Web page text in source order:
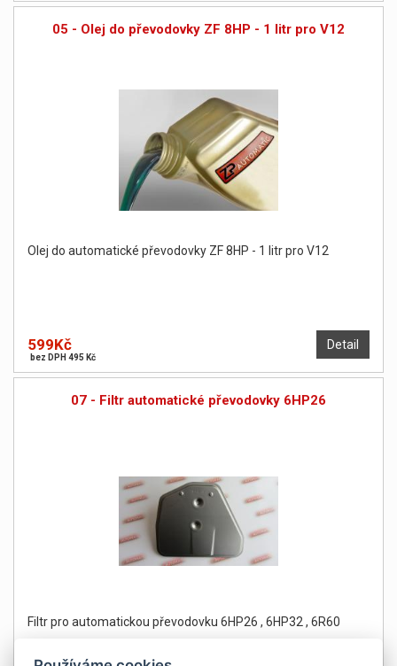
05 - Olej do převodovky ZF 8HP - 1 litr pro V12
Olej do automatické převodovky ZF 8HP - 1 litr pro V12
Detail
599Kč
bez DPH 495 Kč
07 - Filtr automatické převodovky 6HP26
Filtr pro automatickou převodovku 6HP26 , 6HP32 , 6R60